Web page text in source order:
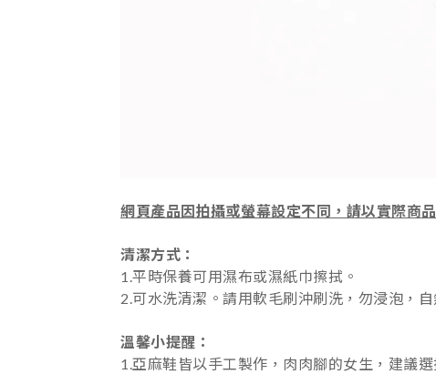
網頁產品因拍攝或螢幕設定不同，請以實際商
清潔方式：
1.平時保養可用濕布或濕紙巾擦拭。
2.可水洗清潔。請用軟毛刷沖刷洗，勿浸泡，自
溫馨小提醒：
1.亞麻鞋皆以手工製作，肉肉腳的女生，建議選